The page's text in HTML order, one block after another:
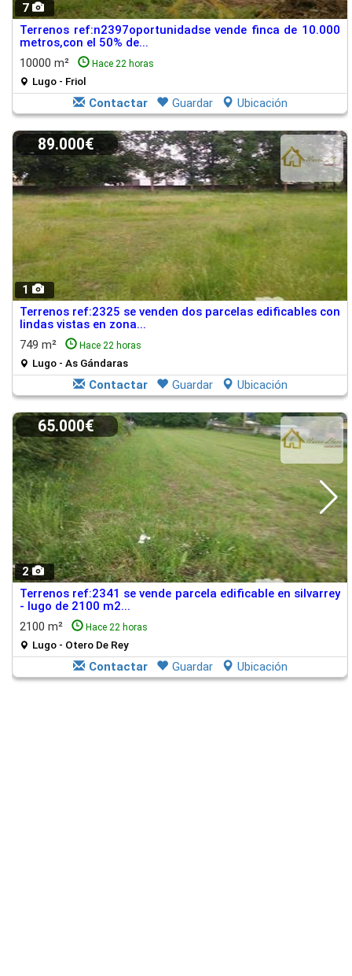
7
Terrenos ref:n2397oportunidadse vende finca de 10.000
metros,con el 50% de...
10000 m²
Hace 22 horas
Lugo - Friol
Contactar Guardar Ubicación
1
89.000€
Terrenos ref:2325 se venden dos parcelas edificables con
lindas vistas en zona...
749 m²
Hace 22 horas
Lugo - As Gándaras
Contactar Guardar Ubicación
2
65.000€
Terrenos ref:2341 se vende parcela edificable en silvarrey
- lugo de 2100 m2...
2100 m²
Hace 22 horas
Lugo - Otero De Rey
Contactar Guardar Ubicación